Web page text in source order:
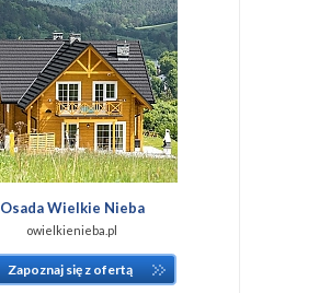
Osada Wielkie Nieba
owielkienieba.pl
Zapoznaj się z ofertą